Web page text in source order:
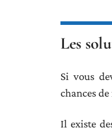
Les
Si vous
chances
Il existe